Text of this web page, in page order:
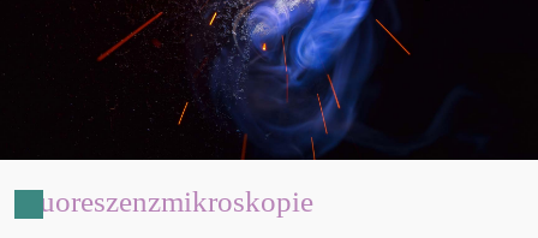
Fluoreszenzmikroskopie